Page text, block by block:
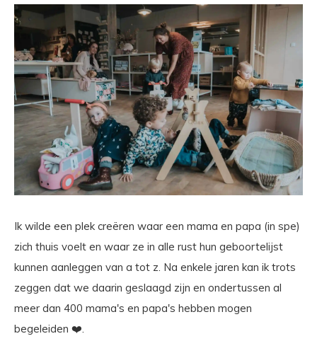
Ik wilde een plek creëren waar een mama en papa (in spe)
zich thuis voelt en waar ze in alle rust hun geboortelijst
kunnen aanleggen van a tot z. Na enkele jaren kan ik trots
zeggen dat we daarin geslaagd zijn en ondertussen al
meer dan 400 mama's en papa's hebben mogen
begeleiden ❤️.